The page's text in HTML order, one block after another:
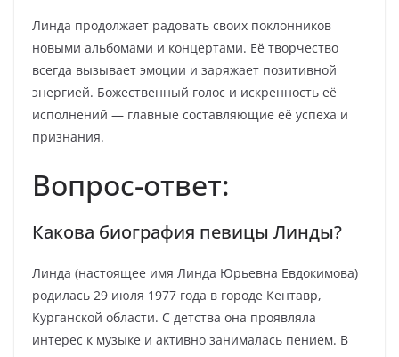
Линда продолжает радовать своих поклонников
новыми альбомами и концертами. Её творчество
всегда вызывает эмоции и заряжает позитивной
энергией. Божественный голос и искренность её
исполнений — главные составляющие её успеха и
признания.
Вопрос-ответ:
Какова биография певицы Линды?
Линда (настоящее имя Линда Юрьевна Евдокимова)
родилась 29 июля 1977 года в городе Кентавр,
Курганской области. С детства она проявляла
интерес к музыке и активно занималась пением. В